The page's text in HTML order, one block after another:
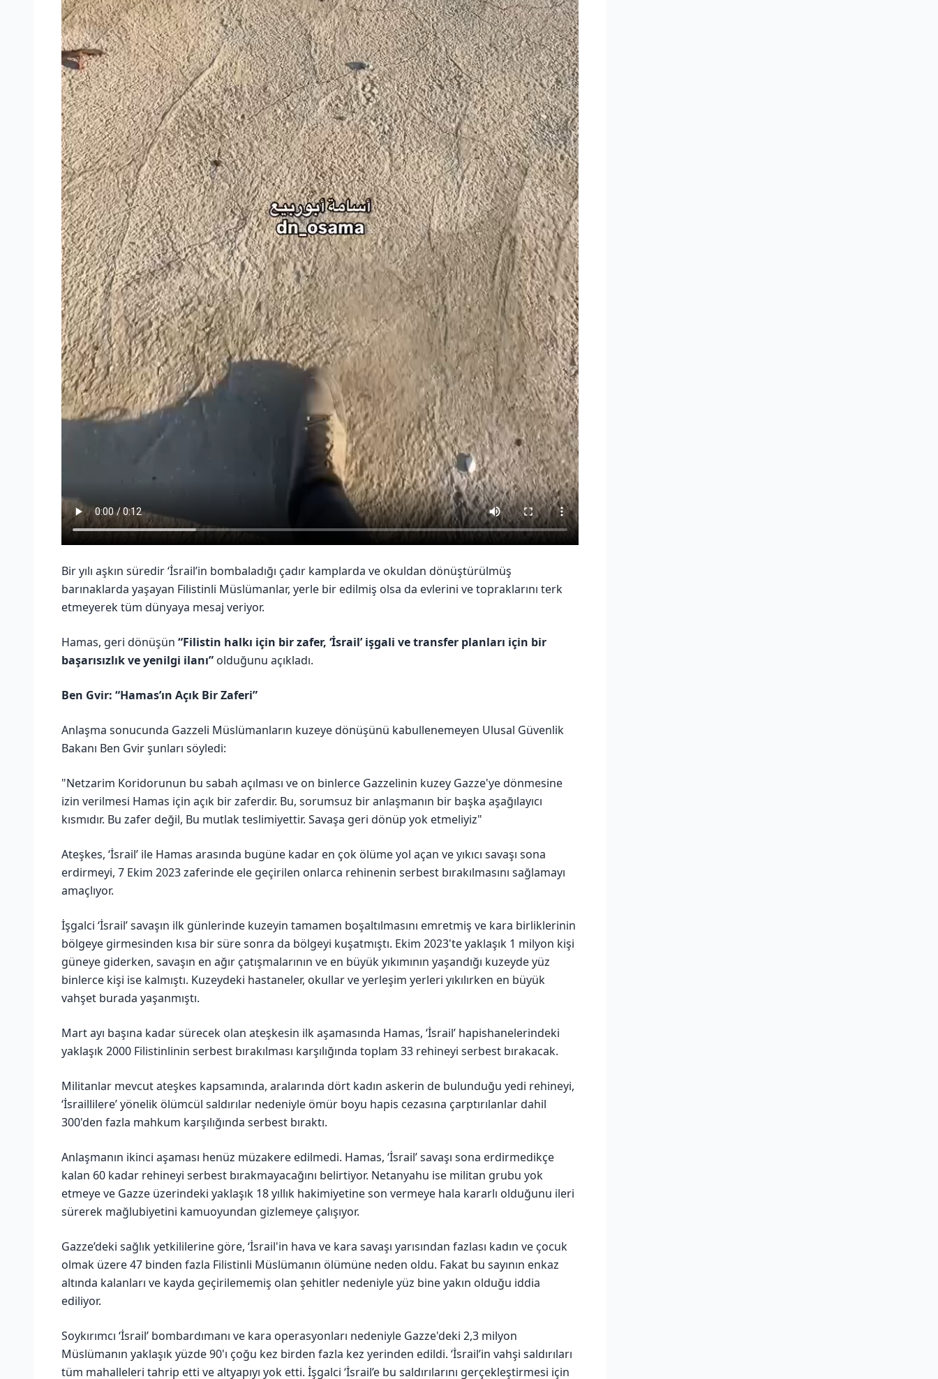
Bir yılı aşkın süredir ‘İsrail’in bombaladığı çadır kamplarda ve okuldan dönüştürülmüş
barınaklarda yaşayan Filistinli Müslümanlar, yerle bir edilmiş olsa da evlerini ve topraklarını terk
etmeyerek tüm dünyaya mesaj veriyor.
Hamas, geri dönüşün “Filistin halkı için bir zafer, ‘İsrail’ işgali ve transfer planları için bir
başarısızlık ve yenilgi ilanı” olduğunu açıkladı.
Ben Gvir: “Hamas’ın Açık Bir Zaferi”
Anlaşma sonucunda Gazzeli Müslümanların kuzeye dönüşünü kabullenemeyen Ulusal Güvenlik
Bakanı Ben Gvir şunları söyledi:
"Netzarim Koridorunun bu sabah açılması ve on binlerce Gazzelinin kuzey Gazze'ye dönmesine
izin verilmesi Hamas için açık bir zaferdir. Bu, sorumsuz bir anlaşmanın bir başka aşağılayıcı
kısmıdır. Bu zafer değil, Bu mutlak teslimiyettir. Savaşa geri dönüp yok etmeliyiz"
Ateşkes, ‘İsrail’ ile Hamas arasında bugüne kadar en çok ölüme yol açan ve yıkıcı savaşı sona
erdirmeyi, 7 Ekim 2023 zaferinde ele geçirilen onlarca rehinenin serbest bırakılmasını sağlamayı
amaçlıyor.
İşgalci ‘İsrail’ savaşın ilk günlerinde kuzeyin tamamen boşaltılmasını emretmiş ve kara birliklerinin
bölgeye girmesinden kısa bir süre sonra da bölgeyi kuşatmıştı. Ekim 2023'te yaklaşık 1 milyon kişi
güneye giderken, savaşın en ağır çatışmalarının ve en büyük yıkımının yaşandığı kuzeyde yüz
binlerce kişi ise kalmıştı. Kuzeydeki hastaneler, okullar ve yerleşim yerleri yıkılırken en büyük
vahşet burada yaşanmıştı.
Mart ayı başına kadar sürecek olan ateşkesin ilk aşamasında Hamas, ‘İsrail’ hapishanelerindeki
yaklaşık 2000 Filistinlinin serbest bırakılması karşılığında toplam 33 rehineyi serbest bırakacak.
Militanlar mevcut ateşkes kapsamında, aralarında dört kadın askerin de bulunduğu yedi rehineyi,
‘İsraillilere’ yönelik ölümcül saldırılar nedeniyle ömür boyu hapis cezasına çarptırılanlar dahil
300'den fazla mahkum karşılığında serbest bıraktı.
Anlaşmanın ikinci aşaması henüz müzakere edilmedi. Hamas, ‘İsrail’ savaşı sona erdirmedikçe
kalan 60 kadar rehineyi serbest bırakmayacağını belirtiyor. Netanyahu ise militan grubu yok
etmeye ve Gazze üzerindeki yaklaşık 18 yıllık hakimiyetine son vermeye hala kararlı olduğunu ileri
sürerek mağlubiyetini kamuoyundan gizlemeye çalışıyor.
Gazze’deki sağlık yetkililerine göre, ‘İsrail'in hava ve kara savaşı yarısından fazlası kadın ve çocuk
olmak üzere 47 binden fazla Filistinli Müslümanın ölümüne neden oldu. Fakat bu sayının enkaz
altında kalanları ve kayda geçirilememiş olan şehitler nedeniyle yüz bine yakın olduğu iddia
ediliyor.
Soykırımcı ‘İsrail’ bombardımanı ve kara operasyonları nedeniyle Gazze'deki 2,3 milyon
Müslümanın yaklaşık yüzde 90'ı çoğu kez birden fazla kez yerinden edildi. ‘İsrail’in vahşi saldırıları
tüm mahalleleri tahrip etti ve altyapıyı yok etti. İşgalci ‘İsrail’e bu saldırılarını gerçekleştirmesi için